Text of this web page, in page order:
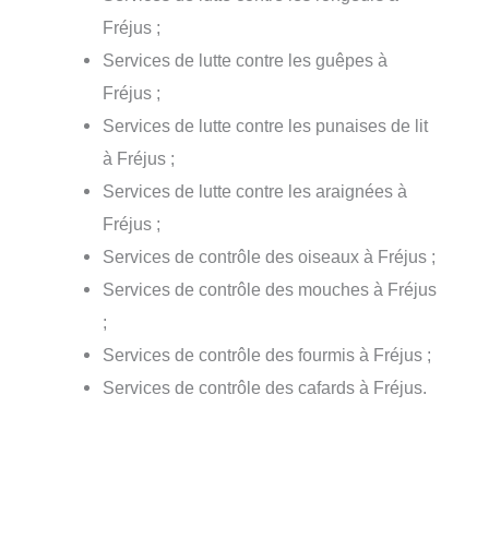
Fréjus ;
Services de lutte contre les guêpes à
Fréjus ;
Services de lutte contre les punaises de lit
à Fréjus ;
Services de lutte contre les araignées à
Fréjus ;
Services de contrôle des oiseaux à Fréjus ;
Services de contrôle des mouches à Fréjus
;
Services de contrôle des fourmis à Fréjus ;
Services de contrôle des cafards à Fréjus.